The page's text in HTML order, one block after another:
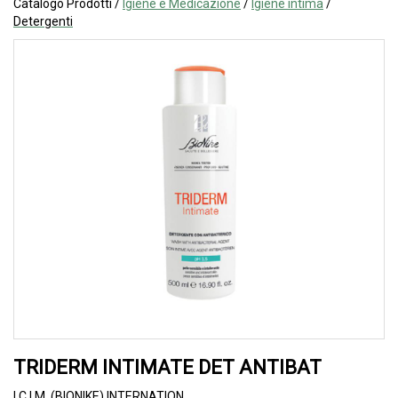
Catalogo Prodotti / Igiene e Medicazione / Igiene intima /
Detergenti
TRIDERM INTIMATE DET ANTIBAT